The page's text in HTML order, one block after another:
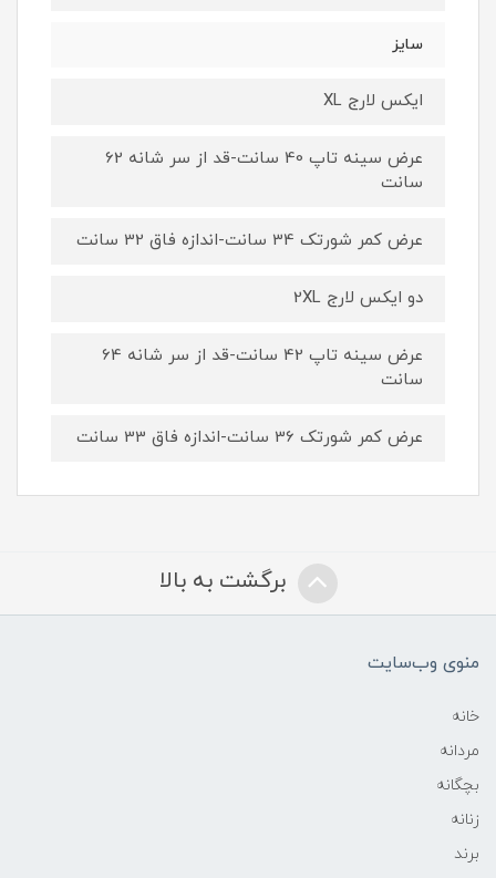
سایز
ایکس لارج XL
عرض سینه تاپ 40 سانت-قد از سر شانه 62
سانت
عرض کمر شورتک 34 سانت-اندازه فاق 32 سانت
دو ایکس لارج 2XL
عرض سینه تاپ 42 سانت-قد از سر شانه 64
سانت
عرض کمر شورتک 36 سانت-اندازه فاق 33 سانت
برگشت به بالا
منوی وب‌سایت
خانه
مردانه
بچگانه
زنانه
برند